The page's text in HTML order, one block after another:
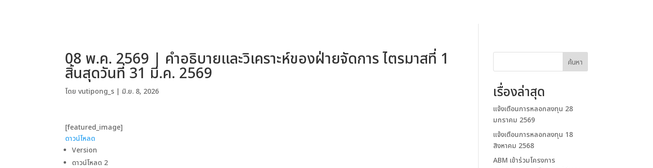
08 พ.ค. 2569 | คำอธิบายและวิเคราะห์ของฝ่ายจัดการ ไตรมาสที่ 1
สิ้นสุดวันที่ 31 มี.ค. 2569
โดยvutipong_s | มิ.ย. 8, 2026
[featured_image]
ดาวน์โหลด
Version
ดาวน์โหลด 2
ค้นหา
เรื่องล่าสุด
แจ้งเตือนการหลอกลงทุน 28
มกราคม 2569
แจ้งเตือนการหลอกลงทุน 18
สิงหาคม 2568
ABM เข้าร่วมโครงการ